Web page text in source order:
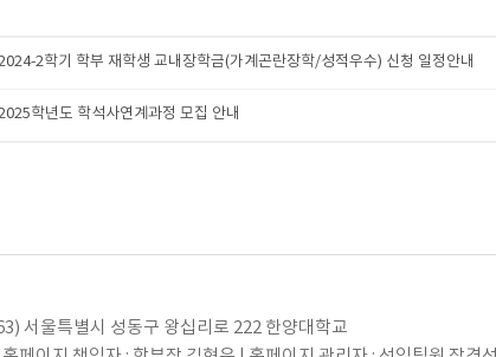
2학기 학부 재학생 교내장학금(가계곤란장학/성적우수) 신청 일정안내
학년도 학석사연계과정 모집 안내
서울특별시 성동구 왕십리로 222 한양대학교